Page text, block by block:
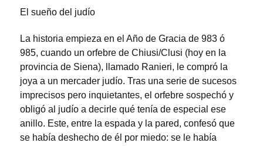
El sueño del judío
La historia empieza en el Año de Gracia de 983 ó
985, cuando un orfebre de Chiusi/Clusi (hoy en la
provincia de Siena), llamado Ranieri, le compró la
joya a un mercader judío. Tras una serie de sucesos
imprecisos pero inquietantes, el orfebre sospechó y
obligó al judío a decirle qué tenía de especial ese
anillo. Este, entre la espada y la pared, confesó que
se había deshecho de él por miedo: se le había